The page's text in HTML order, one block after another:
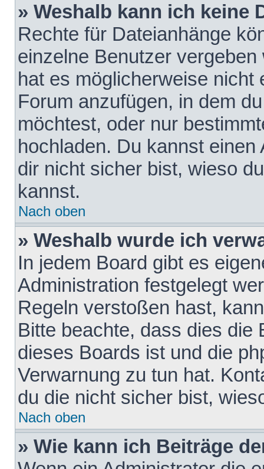
» Weshalb kann ich keine
Rechte für Dateianhänge
einzelne Benutzer
hat es möglicherweise nicht
Forum anzufügen, in dem
möchtest, oder nur
hochladen. Du kannst
dir nicht sicher bist, wieso
kannst.
Nach oben
» Weshalb wurde ich
In jedem Board gibt es
Administration festgelegt
Regeln verstoßen hast,
Bitte beachte, dass dies die
dieses Boards ist und die
Verwarnung zu tun hat.
du die nicht sicher bist,
Nach oben
» Wie kann ich Beiträge